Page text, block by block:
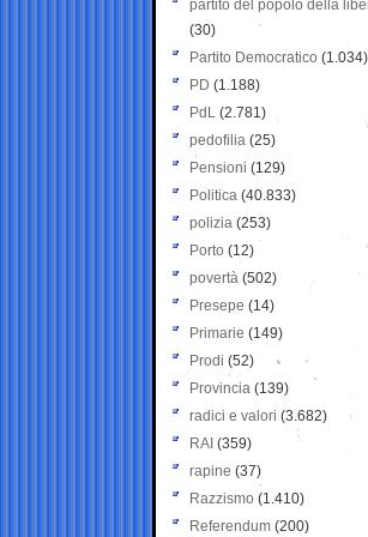
partito del popolo della
(30)
Partito Democratico (1.034)
PD (1.188)
PdL (2.781)
pedofilia (25)
Pensioni (129)
Politica (40.833)
polizia (253)
Porto (12)
povertà (502)
Presepe (14)
Primarie (149)
Prodi (52)
Provincia (139)
radici e valori (3.682)
RAI (359)
rapine (37)
Razzismo (1.410)
Referendum (200)